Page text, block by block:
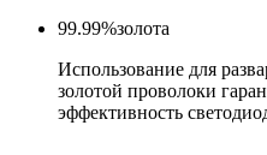
99.99%золота
Использование для
золотой проволоки
эффективность